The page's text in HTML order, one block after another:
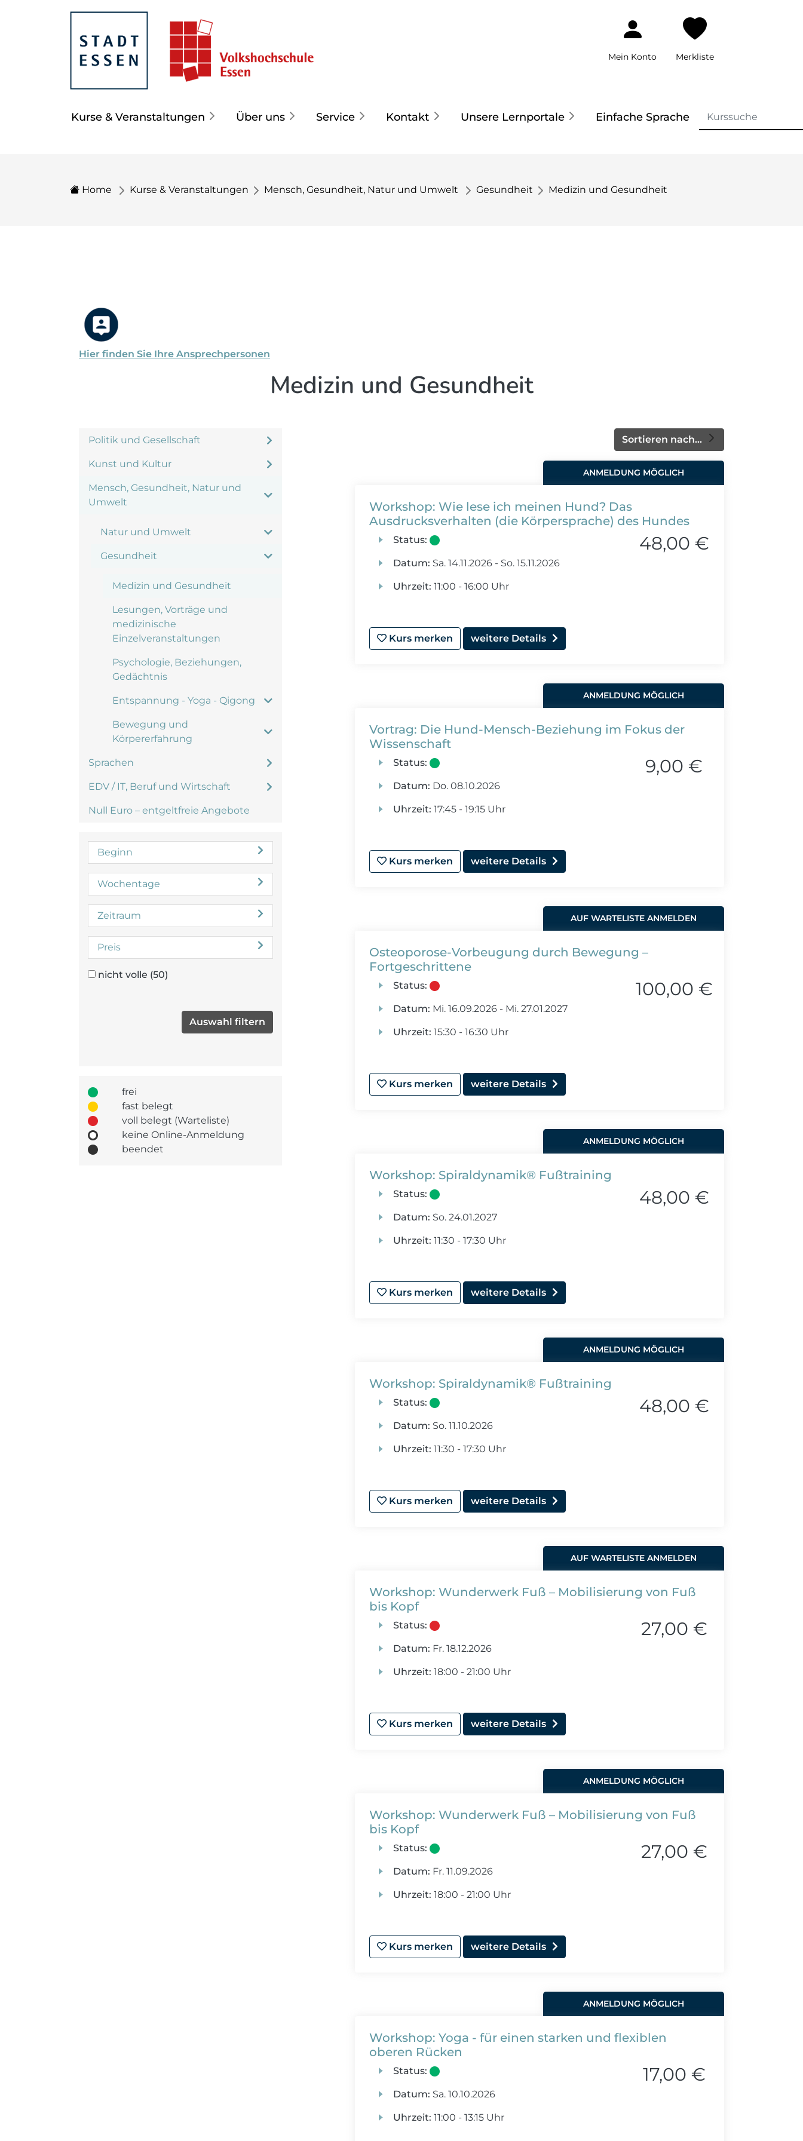
Mein Konto Merkliste
Kurse & Veranstaltungen Über uns Service Kontakt Unsere Lernportale Einfache Sprache
Home Kurse & Veranstaltungen Mensch, Gesundheit, Natur und Umwelt Gesundheit Medizin und Gesundheit
Hier finden Sie Ihre Ansprechpersonen
Medizin und Gesundheit
Politik und Gesellschaft
Kunst und Kultur
Mensch, Gesundheit, Natur und
Umwelt
Natur und Umwelt
Gesundheit
Medizin und Gesundheit
Lesungen, Vorträge und
medizinische
Einzelveranstaltungen
Psychologie, Beziehungen,
Gedächtnis
Entspannung - Yoga - Qigong
Bewegung und
Körpererfahrung
Sprachen
EDV / IT, Beruf und Wirtschaft
Null Euro – entgeltfreie Angebote
Beginn
Wochentage
Zeitraum
Preis
nicht volle (50)
frei
fast belegt
voll belegt (Warteliste)
keine Online-Anmeldung
beendet
Sortieren nach...
ANMELDUNG MÖGLICH
Workshop: Wie lese ich meinen Hund? Das
Ausdrucksverhalten (die Körpersprache) des Hundes
Status:
Datum: Sa.14.11.2026 - So.15.11.2026
Uhrzeit: 11:00 - 16:00 Uhr
48,00 €
Kurs merken weitere Details
ANMELDUNG MÖGLICH
Vortrag: Die Hund-Mensch-Beziehung im Fokus der
Wissenschaft
Status:
Datum: Do.08.10.2026
Uhrzeit: 17:45 - 19:15 Uhr
9,00 €
Kurs merken weitere Details
AUF WARTELISTE ANMELDEN
Osteoporose-Vorbeugung durch Bewegung –
Fortgeschrittene
Status:
Datum: Mi.16.09.2026 - Mi.27.01.2027
Uhrzeit: 15:30 - 16:30 Uhr
100,00 €
Kurs merken weitere Details
ANMELDUNG MÖGLICH
Workshop: Spiraldynamik® Fußtraining
Status:
Datum: So.24.01.2027
Uhrzeit: 11:30 - 17:30 Uhr
48,00 €
Kurs merken weitere Details
ANMELDUNG MÖGLICH
Workshop: Spiraldynamik® Fußtraining
Status:
Datum: So.11.10.2026
Uhrzeit: 11:30 - 17:30 Uhr
48,00 €
Kurs merken weitere Details
AUF WARTELISTE ANMELDEN
Workshop: Wunderwerk Fuß – Mobilisierung von Fuß
bis Kopf
Status:
Datum: Fr.18.12.2026
Uhrzeit: 18:00 - 21:00 Uhr
27,00 €
Kurs merken weitere Details
ANMELDUNG MÖGLICH
Workshop: Wunderwerk Fuß – Mobilisierung von Fuß
bis Kopf
Status:
Datum: Fr.11.09.2026
Uhrzeit: 18:00 - 21:00 Uhr
27,00 €
Kurs merken weitere Details
ANMELDUNG MÖGLICH
Workshop: Yoga - für einen starken und flexiblen
oberen Rücken
Status:
Datum: Sa.10.10.2026
Uhrzeit: 11:00 - 13:15 Uhr
17,00 €